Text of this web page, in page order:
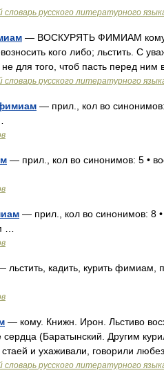
словарь русского литературного
— ВОСКУРЯТЬ ФИМИАМ
кого либо; льстить. С
для того, чтоб пасть перед ним
словарь русского литературного
— прил., кол во
— прил., кол во синонимов: 5 •
— прил., кол во синонимов: 8
…
льстить, кадить, курить фимиам,
— кому. Книжн. Ирон. Льстиво
сердца (Баратынский. Другим
и ухаживали, говорили
словарь русского литературного